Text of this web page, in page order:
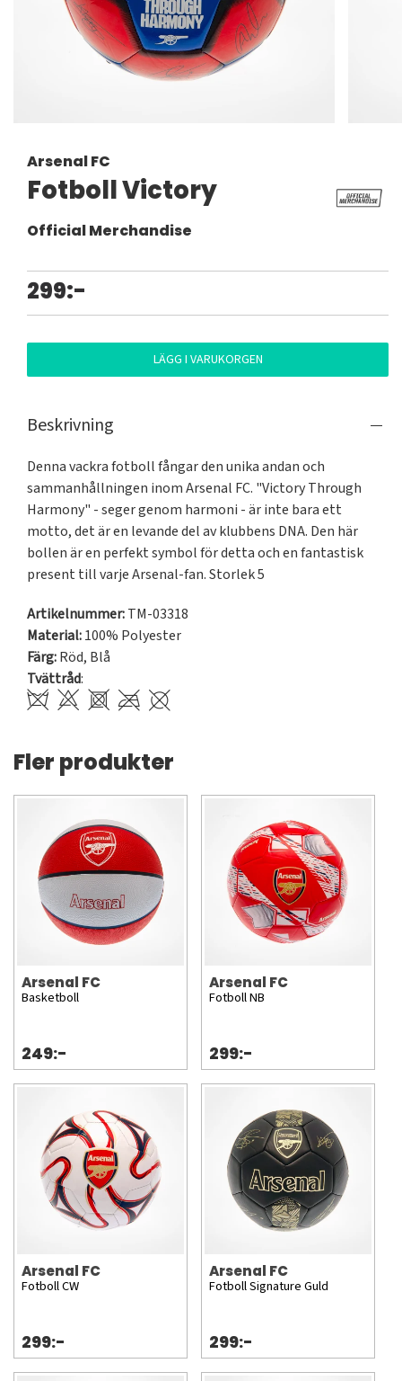
Arsenal FC
Fotboll Victory
Official Merchandise
299:-
LÄGG I VARUKORGEN
Beskrivning
Denna vackra fotboll fångar den unika andan och
sammanhållningen inom Arsenal FC. "Victory Through
Harmony" - seger genom harmoni - är inte bara ett
motto, det är en levande del av klubbens DNA. Den här
bollen är en perfekt symbol för detta och en fantastisk
present till varje Arsenal-fan. Storlek 5
Artikelnummer:TM-03318
Material:100% Polyester
Färg:Röd, Blå
Tvättråd:
Fler produkter
Arsenal FC
Basketboll
249:-
Arsenal FC
Fotboll NB
299:-
Arsenal FC
Fotboll CW
299:-
Arsenal FC
Fotboll Signature Guld
299:-